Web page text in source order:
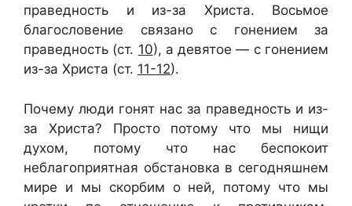
праведность и из-за Христа. Восьмое
благословение связано с гонением за
праведность (ст. 10), а девятое — с гонением
из-за Христа (ст. 11-12).
Почему люди гонят нас за праведность и из-
за Христа? Просто потому что мы нищи
духом, потому что нас беспокоит
неблагоприятная обстановка в сегодняшнем
мире и мы скорбим о ней, потому что мы